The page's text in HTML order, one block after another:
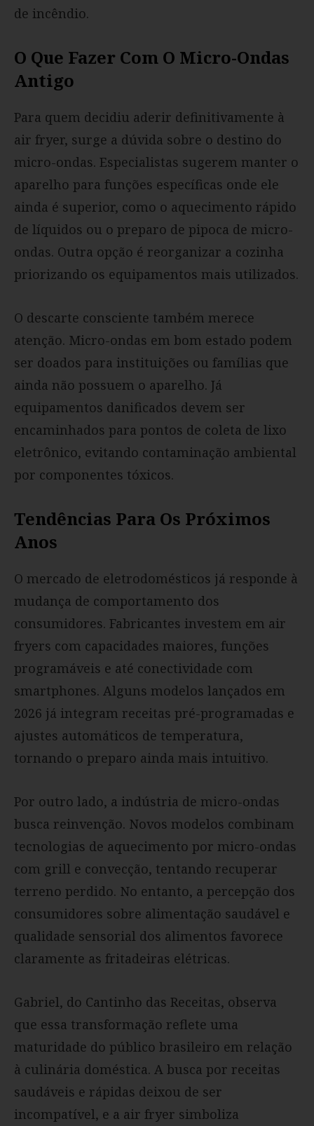
de incêndio.
O Que Fazer Com O Micro-Ondas
Antigo
Para quem decidiu aderir definitivamente à
air fryer, surge a dúvida sobre o destino do
micro-ondas. Especialistas sugerem manter o
aparelho para funções específicas onde ele
ainda é superior, como o aquecimento rápido
de líquidos ou o preparo de pipoca de micro-
ondas. Outra opção é reorganizar a cozinha
priorizando os equipamentos mais utilizados.
O descarte consciente também merece
atenção. Micro-ondas em bom estado podem
ser doados para instituições ou famílias que
ainda não possuem o aparelho. Já
equipamentos danificados devem ser
encaminhados para pontos de coleta de lixo
eletrônico, evitando contaminação ambiental
por componentes tóxicos.
Tendências Para Os Próximos
Anos
O mercado de eletrodomésticos já responde à
mudança de comportamento dos
consumidores. Fabricantes investem em air
fryers com capacidades maiores, funções
programáveis e até conectividade com
smartphones. Alguns modelos lançados em
2026 já integram receitas pré-programadas e
ajustes automáticos de temperatura,
tornando o preparo ainda mais intuitivo.
Por outro lado, a indústria de micro-ondas
busca reinvenção. Novos modelos combinam
tecnologias de aquecimento por micro-ondas
com grill e convecção, tentando recuperar
terreno perdido. No entanto, a percepção dos
consumidores sobre alimentação saudável e
qualidade sensorial dos alimentos favorece
claramente as fritadeiras elétricas.
Gabriel, do Cantinho das Receitas, observa
que essa transformação reflete uma
maturidade do público brasileiro em relação
à culinária doméstica. A busca por receitas
saudáveis e rápidas deixou de ser
incompatível, e a air fryer simboliza